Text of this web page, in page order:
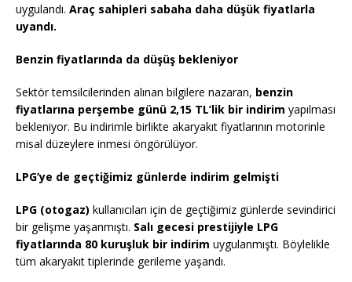
uygulandı. Araç sahipleri sabaha daha düşük fiyatlarla
uyandı.
Benzin fiyatlarında da düşüş bekleniyor
Sektör temsilcilerinden alınan bilgilere nazaran, benzin
fiyatlarına perşembe günü 2,15 TL’lik bir indirim yapılması
bekleniyor. Bu indirimle birlikte akaryakıt fiyatlarının motorinle
misal düzeylere inmesi öngörülüyor.
LPG’ye de geçtiğimiz günlerde indirim gelmişti
LPG (otogaz) kullanıcıları için de geçtiğimiz günlerde sevindirici
bir gelişme yaşanmıştı. Salı gecesi prestijiyle LPG
fiyatlarında 80 kuruşluk bir indirim uygulanmıştı. Böylelikle
tüm akaryakıt tiplerinde gerileme yaşandı.